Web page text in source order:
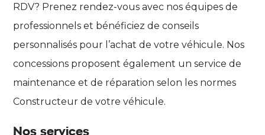
RDV? Prenez rendez-vous avec nos équipes de
professionnels et bénéficiez de conseils
personnalisés pour l’achat de votre véhicule. Nos
concessions proposent également un service de
maintenance et de réparation selon les normes
Constructeur de votre véhicule.
Nos services